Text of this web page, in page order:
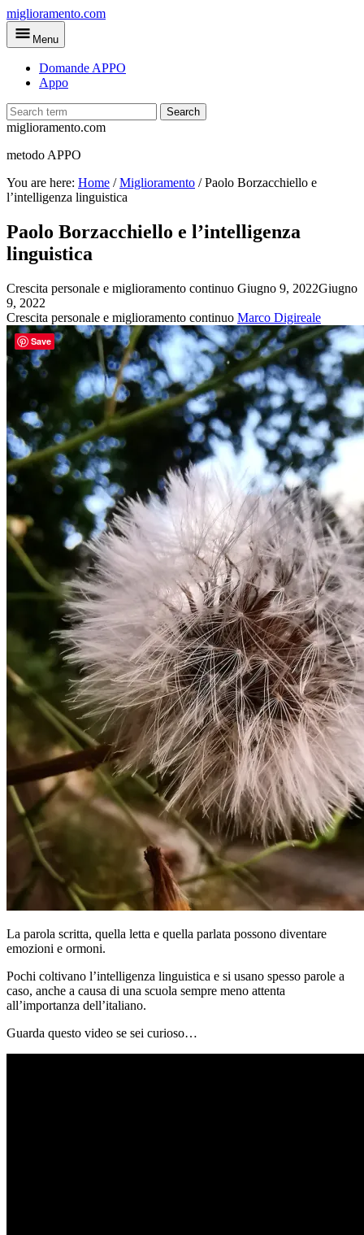
Skip
to
main
miglioramento.com
Menu
Domande APPO
Appo
Search
miglioramento.com
metodo APPO
You are here: Home /Miglioramento /Paolo Borzacchiello e
l’intelligenza linguistica
Paolo Borzacchiello e l’intelligenza
linguistica
Crescita personale e miglioramento continuo Giugno 9, 2022Giugno
9, 2022
Crescita personale e miglioramento continuo Marco Digireale
La parola scritta, quella letta e quella parlata possono diventare
emozioni e ormoni.
Pochi coltivano l’intelligenza linguistica e si usano spesso parole a
caso, anche a causa di una scuola sempre meno attenta
all’importanza dell’italiano.
Guarda questo video se sei curioso…
Save